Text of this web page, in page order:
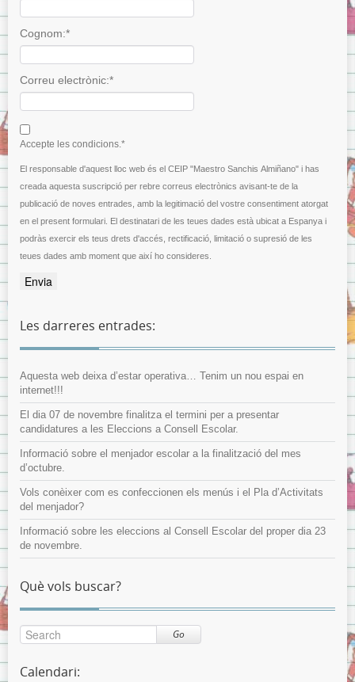
Cognom:*
I agree terms and conditions.*
Correu electrònic:*
Accepte les condicions.*
El responsable d'aquest lloc web és el CEIP "Maestro Sanchis Almiñano" i has
creada aquesta suscripció per rebre correus electrònics avisant-te de la
publicació de noves entrades, amb la legitimació del vostre consentiment atorgat
en el present formulari. El destinatari de les teues dades està ubicat a Espanya i
podràs exercir els teus drets d'accés, rectificació, limitació o supresió de les
teues dades amb moment que així ho consideres.
Les darreres entrades:
Aquesta web deixa d’estar operativa… Tenim un nou espai en
internet!!!
El dia 07 de novembre finalitza el termini per a presentar
candidatures a les Eleccions a Consell Escolar.
Informació sobre el menjador escolar a la finalització del mes
d’octubre.
Vols conèixer com es confeccionen els menús i el Pla d’Activitats
del menjador?
Informació sobre les eleccions al Consell Escolar del proper dia 23
de novembre.
Què vols buscar?
Go
Calendari: